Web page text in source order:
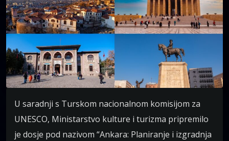
U saradnji s Turskom nacionalnom komisijom za
UNESCO, Ministarstvo kulture i turizma pripremilo
je dosje pod nazivom “Ankara: Planiranje i izgradnja